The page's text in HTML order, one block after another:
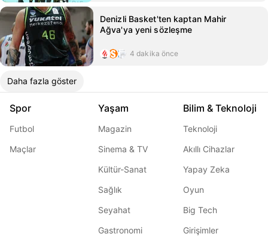
Denizli Basket'ten kaptan Mahir
Ağva'ya yeni sözleşme
4 dakika önce
Daha fazla göster
Spor
Futbol
Maçlar
Yaşam
Magazin
Sinema & TV
Kültür-Sanat
Sağlık
Seyahat
Gastronomi
Bilim & Teknoloji
Teknoloji
Akıllı Cihazlar
Yapay Zeka
Oyun
Big Tech
Girişimler